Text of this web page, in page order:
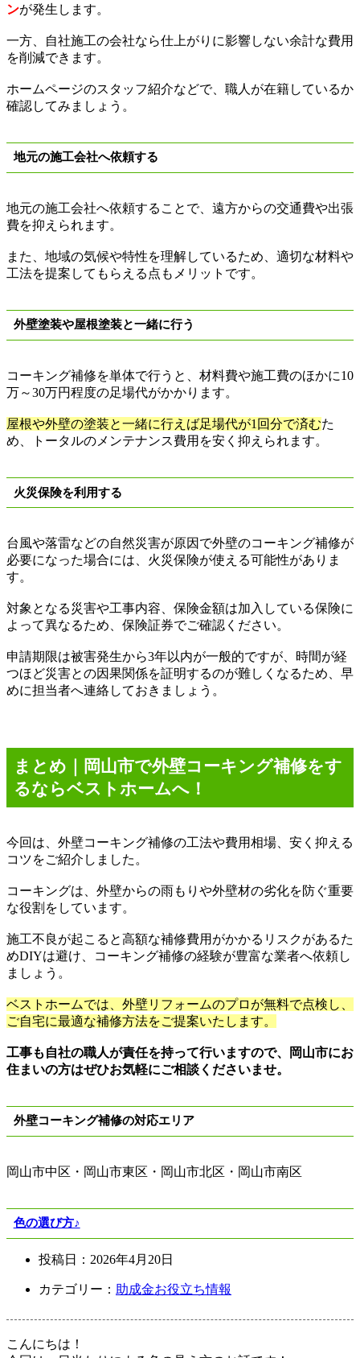
ンが発生します。
一方、自社施工の会社なら仕上がりに影響しない余計な費用
を削減できます。
ホームページのスタッフ紹介などで、職人が在籍しているか
確認してみましょう。
地元の施工会社へ依頼する
地元の施工会社へ依頼することで、遠方からの交通費や出張
費を抑えられます。
また、地域の気候や特性を理解しているため、適切な材料や
工法を提案してもらえる点もメリットです。
外壁塗装や屋根塗装と一緒に行う
コーキング補修を単体で行うと、材料費や施工費のほかに10
万～30万円程度の足場代がかかります。
屋根や外壁の塗装と一緒に行えば足場代が1 回分で済むた
め、トータルのメンテナンス費用を安く抑えられます。
火災保険を利用する
台風や落雷などの自然災害が原因で外壁のコーキング補修が
必要になった場合には、火災保険が使える可能性がありま
す。
対象となる災害や工事内容、保険金額は加入している保険に
よって異なるため、保険証券でご確認ください。
申請期限は被害発生から3年以内が一般的ですが、時間が経
つほど災害との因果関係を証明するのが難しくなるため、早
めに担当者へ連絡しておきましょう。
まとめ｜岡山市で外壁コーキング補修をす
るならベストホームへ！
今回は、外壁コーキング補修の工法や費用相場、安く抑える
コツをご紹介しました。
コーキングは、外壁からの雨もりや外壁材の劣化を防ぐ重要
な役割をしています。
施工不良が起こると高額な補修費用がかかるリスクがあるた
めDIYは避け、コーキング補修の経験が豊富な業者へ依頼し
ましょう。
ベストホームでは、外壁リフォームのプロが無料で点検し、
ご自宅に最適な補修方法をご提案いたします。
工事も自社の職人が責任を持って行いますので、岡山市にお
住まいの方はぜひお気軽にご相談くださいませ。
外壁コーキング補修の対応エリア
岡山市中区 ・岡山市東区・岡山市北区・岡山市南区
色の選び方♪
投稿日： 2026年4月20日
カテゴリー： 助成金お役立ち情報
こんにちは！